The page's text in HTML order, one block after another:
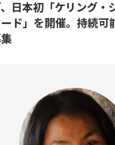
日本初「ケリング・
ド」を開催。持続可